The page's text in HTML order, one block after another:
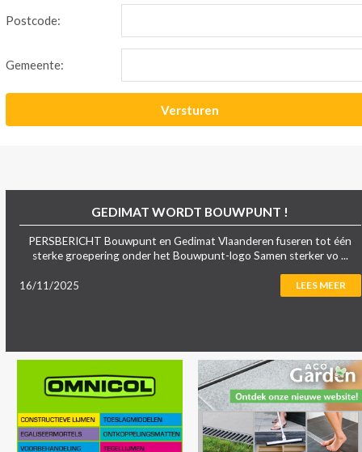
Postcode:
Gemeente:
GEDIMAT WORDT BOUWPUNT !
PERSBERICHT Bouwpunt en Gedimat Vlaanderen fuseren tot één
sterke groepering onder het Bouwpunt-logo Samen sterker vo ...
16/11/2025 LEES MEER